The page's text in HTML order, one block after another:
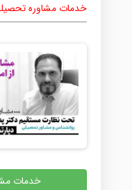
خدمات مشاوره
خدمات